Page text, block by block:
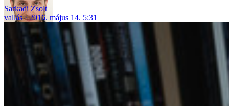
Sarkadi Zsolt
vallás
2016. május 14. 5:31